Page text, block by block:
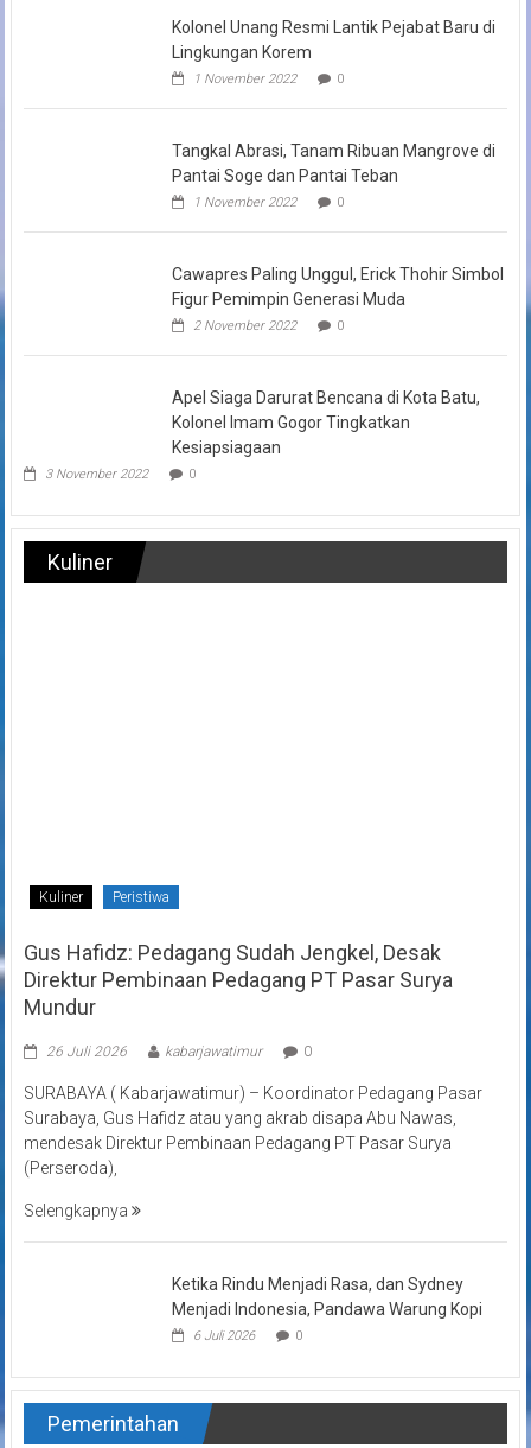
Kolonel Unang Resmi Lantik Pejabat Baru di
Lingkungan Korem
1 November 2022 0
Tangkal Abrasi, Tanam Ribuan Mangrove di
Pantai Soge dan Pantai Teban
1 November 2022 0
Cawapres Paling Unggul, Erick Thohir Simbol
Figur Pemimpin Generasi Muda
2 November 2022 0
Apel Siaga Darurat Bencana di Kota Batu,
Kolonel Imam Gogor Tingkatkan
Kesiapsiagaan
3 November 2022 0
Kuliner
Kuliner Peristiwa
Gus Hafidz: Pedagang Sudah Jengkel, Desak
Direktur Pembinaan Pedagang PT Pasar Surya
Mundur
26 Juli 2026 kabarjawatimur 0
SURABAYA ( Kabarjawatimur) – Koordinator Pedagang Pasar
Surabaya, Gus Hafidz atau yang akrab disapa Abu Nawas,
mendesak Direktur Pembinaan Pedagang PT Pasar Surya
(Perseroda),
Selengkapnya
Ketika Rindu Menjadi Rasa, dan Sydney
Menjadi Indonesia, Pandawa Warung Kopi
6 Juli 2026 0
Pemerintahan